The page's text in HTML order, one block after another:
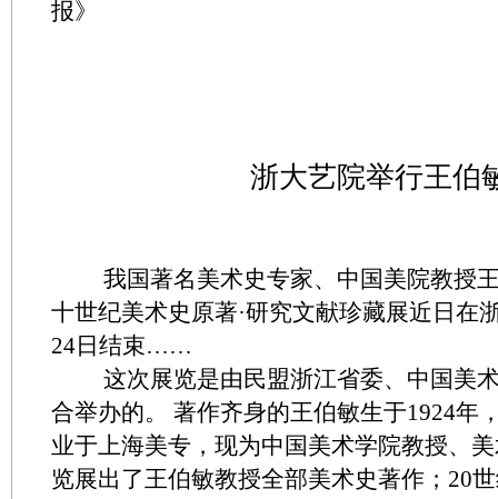
报》
浙大艺院举行王伯
我国著名美术史专家、中国美院教授王
十世纪美术史原著·研究文献珍藏展近日在
24日结束……
这次展览是由民盟浙江省委、中国美术
合举办的。 著作齐身的王伯敏生于1924年
业于上海美专，现为中国美术学院教授、
览展出了王伯敏教授全部美术史著作；20